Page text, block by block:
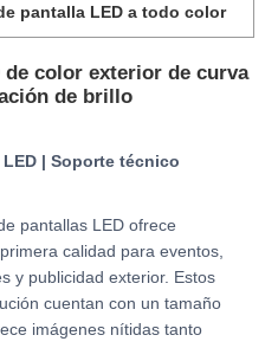
pantalla LED a todo color
de color exterior de curva
de brillo
| Soporte técnico
pantallas LED ofrece
calidad para eventos,
y publicidad exterior. Estos
cuentan con un tamaño
imágenes nítidas tanto